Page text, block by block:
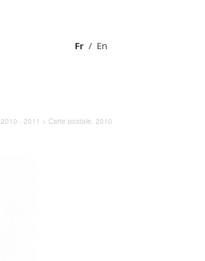
Fr En
2010 - 2011 > Carte postale, 2010